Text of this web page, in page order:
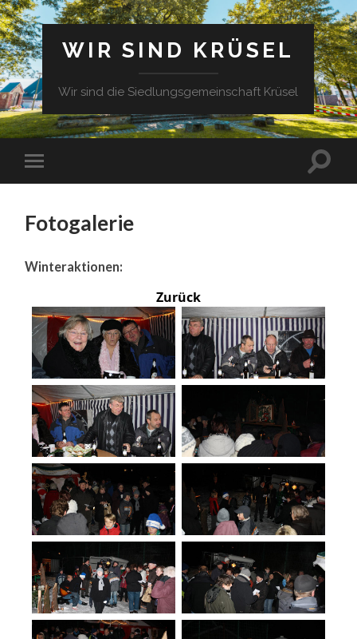
WIR SIND KRÜSEL
Wir sind die Siedlungsgemeinschaft Krüsel
Fotogalerie
Winteraktionen:
Zurück